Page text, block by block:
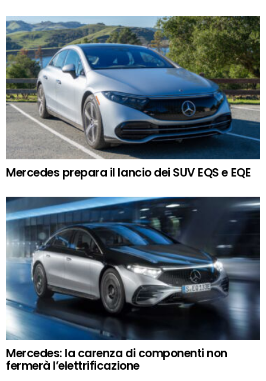
Mercedes prepara il lancio dei SUV EQS e EQE
Mercedes: la carenza di componenti non
fermerà l’elettrificazione